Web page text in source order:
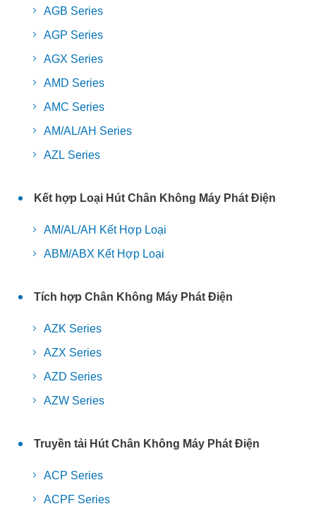
AGB Series
AGP Series
AGX Series
AMD Series
AMC Series
AM/AL/AH Series
AZL Series
Kết hợp Loại Hút Chân Không Máy Phát Điện
AM/AL/AH Kết Hợp Loại
ABM/ABX Kết Hợp Loại
Tích hợp Chân Không Máy Phát Điện
AZK Series
AZX Series
AZD Series
AZW Series
Truyền tải Hút Chân Không Máy Phát Điện
ACP Series
ACPF Series